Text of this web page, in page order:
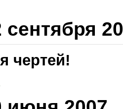
чертей!